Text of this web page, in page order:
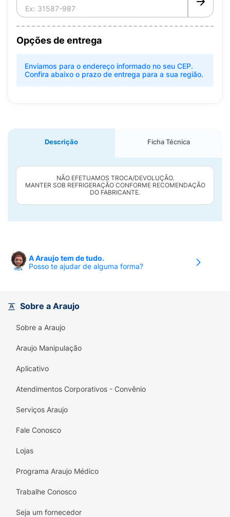
Opções de entrega
Enviamos para o endereço informado no seu CEP.
Confira abaixo o prazo de entrega para a sua região.
Descrição Ficha Técnica
NÃO EFETUAMOS TROCA/DEVOLUÇÃO.
MANTER SOB REFRIGERAÇÃO CONFORME RECOMENDAÇÃO
DO FABRICANTE.
A Araujo tem de tudo.
Posso te ajudar de alguma forma?
Sobre a Araujo
Sobre a Araujo
Araujo Manipulação
Aplicativo
Atendimentos Corporativos - Convênio
Serviços Araujo
Fale Conosco
Lojas
Programa Araujo Médico
Trabalhe Conosco
Seja um fornecedor